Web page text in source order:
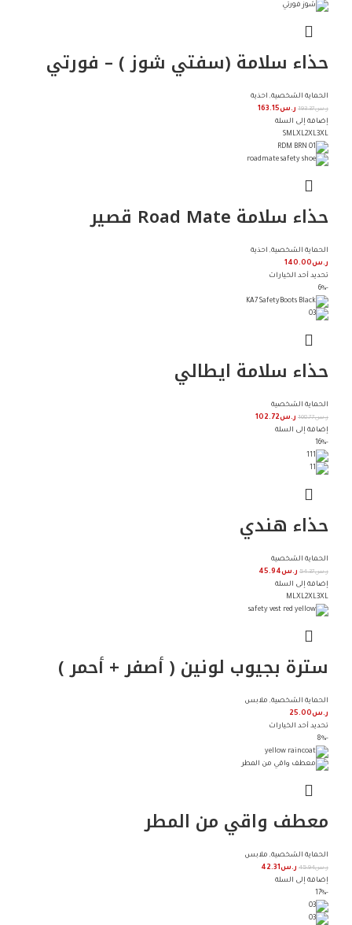
حذاء سلامة (سفتي شوز ) – فورتي
الحماية الشخصية, احذية
ر.س193.37 ر.س163.15
إضافة إلى السلة
SM LXL2XL3XL
حذاء سلامة Road Mate قصير
الحماية الشخصية, احذية
ر.س140.00
تحديد أحد الخيارات
-6%
حذاء سلامة ايطالي
الحماية الشخصية
ر.س108.77 ر.س102.72
إضافة إلى السلة
-16%
حذاء هندي
الحماية الشخصية
ر.س54.37 ر.س45.94
إضافة إلى السلة
M LXL2XL3XL
سترة بجيوب لونين ( أصفر + أحمر )
الحماية الشخصية, ملابس
ر.س25.00
تحديد أحد الخيارات
-8%
معطف واقي من المطر
الحماية الشخصية, ملابس
ر.س45.94 ر.س42.31
إضافة إلى السلة
-17%